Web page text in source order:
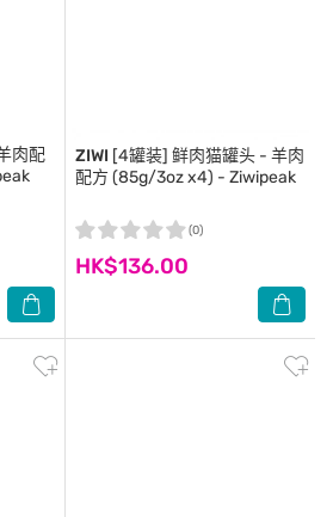
肉配
ZIWI [4罐装] 鲜肉猫罐头 - 羊肉
配方 (85g/3oz x4) - Ziwipeak
HK$136.00
(0)